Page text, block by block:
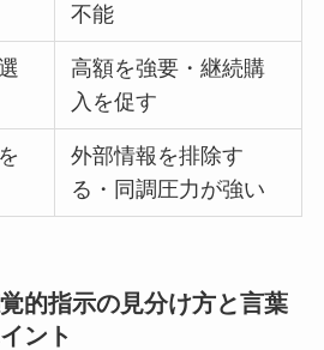
不能
高額を強要・継続購
入を促す
外部情報を排除す
る・同調圧力が強い
的指示の見分け方と言葉
ント